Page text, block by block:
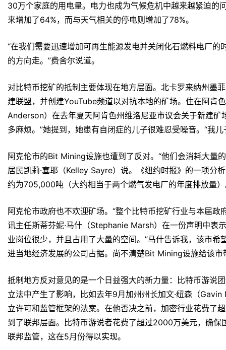
30万个家庭的用电量。电力也成为气候危机中越来越紧迫
来增加了64%，而与天气相关的停电则增加了78%。
“在我们需要迅速增加可再生能源发电并关闭化石燃料电厂
的方向走。”费舍尔说道。
对比特币挖矿的抵制主要体现在地方层面。北卡罗来纳州墨
建联盟，并创建YouTube频道以对抗本地的矿场。住在阿肯
Anderson）在去年夏天阿肯色州维洛尼亚市议会关于新建矿
多麻烦。”她提到，她患有自闭症的儿子很难忍受噪音。“我
阿克伦市的Bit Mining设施也遭到了反对。“他们会消耗大量
居民凯莉·塞耶（Kelley Sayre）说。《纽约时报》的一项分
约为705,000吨（大约相当于两个燃气发电厂的年度排放量
阿克伦市政府也不欢迎矿场。“整个比特币挖矿行业与本届
讯主任斯蒂芬妮·马什（Stephanie Marsh）在一份声明中表
业岗位很少，并且占用了大量的空间。”马什告诉我，该市
进当地经济发展的公司占据。尚不清楚Bit Mining设施给该市
抵制地方反对意见的是一个日益强大的新力量：比特币游说
立法中产生了影响，比如去年9月加州州长加文·纽森（
立许可和监管框架的法案。在他否决之前，加密行业花费了
到了联邦层面。比特币游说者花费了超过2000万美元，确
联邦监管，这在5月份得以实现。